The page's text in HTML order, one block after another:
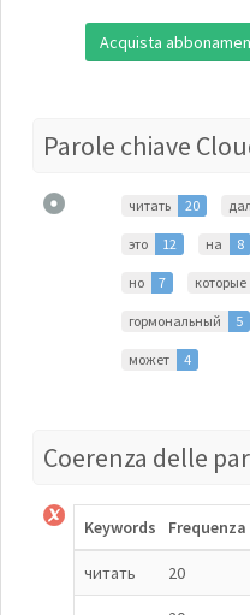
Acquista
Parole chiave
читать 20
это 12 на 8
но 7 которые
гормональный 5
может 4
Coerenza delle
Keywords Frequenza
читать 20